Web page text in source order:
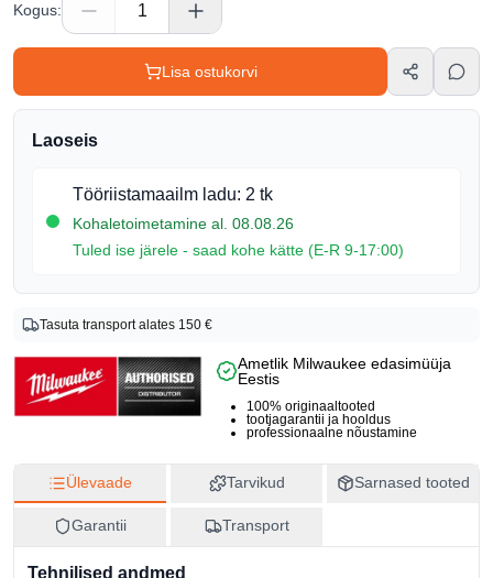
Kogus:
Lisa ostukorvi
Laoseis
Tööriistamaailm ladu: 2 tk
Kohaletoimetamine al. 08.08.26
Tuled ise järele - saad kohe kätte (E-R 9-17:00)
Toote info
Milwaukee
Tootekood
4002395236374
Päritoluriik
Tasuta transport alates 150 €
Ametlik Milwaukee edasimüüja
Eestis
100% originaaltooted
tootjagarantii ja hooldus
professionaalne nõustamine
Ülevaade Tarvikud Sarnased tooted
Garantii Transport
Tehnilised andmed